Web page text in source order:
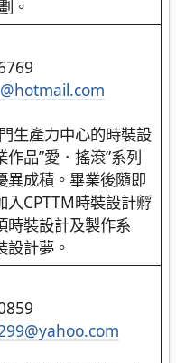
。
生產力中心的時裝設
品”愛．搖滾”系列
異成積。畢業後隨即
入CPTTM時裝設計孵
時裝設計及製作系
計夢。